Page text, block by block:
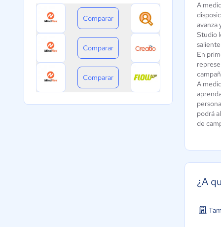
Comparar
Comparar
Comparar
A
avanza
Studio
En
A
podrá
de
¿A